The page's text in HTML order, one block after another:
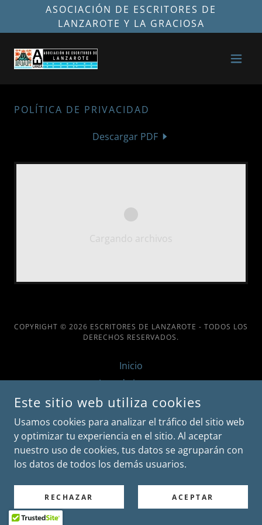
ASOCIACIÓN DE ESCRITORES DE
LANZAROTE Y LA GRACIOSA
POLÍTICA DE PRIVACIDAD
Descargar PDF
Cargando archivos
COPYRIGHT © 2026 ESCRITORES DE LANZAROTE - TODOS LOS
DERECHOS RESERVADOS.
Inicio
Agenda interna
Política de privacidad
Estatutos
Imágenes
Este sitio web utiliza cookies
Usamos cookies para analizar el tráfico del sitio web
y optimizar tu experiencia en el sitio. Al aceptar
nuestro uso de cookies, tus datos se agruparán con
los datos de todos los demás usuarios.
RECHAZAR ACEPTAR